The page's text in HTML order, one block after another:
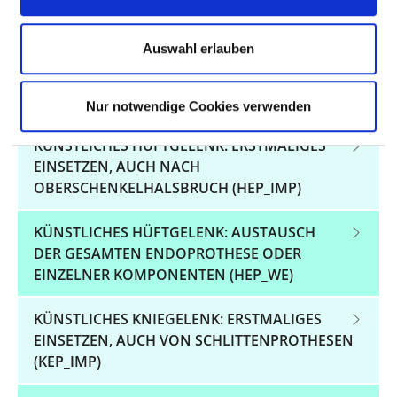
Auswahl erlauben
Nur notwendige Cookies verwenden
KÜNSTLICHES HÜFTGELENK: ERSTMALIGES
KÜNSTLICHES KNIEGELENK: ERSTMALIGES
EINSETZEN ODER AUSTAUSCH (KEP)
KÜNSTLICHES HÜFTGELENK: ERSTMALIGES
EINSETZEN, AUCH NACH
OBERSCHENKELHALSBRUCH (HEP_IMP)
KÜNSTLICHES HÜFTGELENK: AUSTAUSCH
DER GESAMTEN ENDOPROTHESE ODER
EINZELNER KOMPONENTEN (HEP_WE)
KÜNSTLICHES KNIEGELENK: ERSTMALIGES
EINSETZEN, AUCH VON SCHLITTENPROTHESEN
(KEP_IMP)